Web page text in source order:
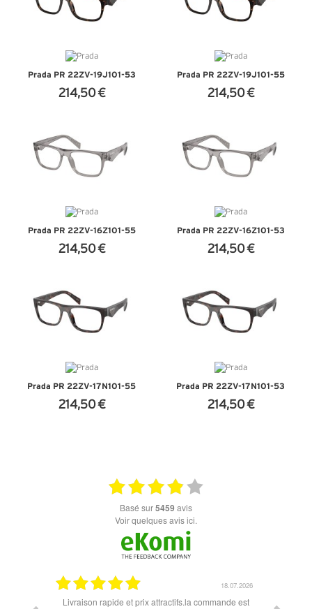
Prada PR 22ZV-19J1O1-53
214,50 €
Prada PR 22ZV-19J1O1-55
214,50 €
Prada PR 22ZV-16Z1O1-55
214,50 €
Prada PR 22ZV-16Z1O1-53
214,50 €
Prada PR 22ZV-17N1O1-55
214,50 €
Prada PR 22ZV-17N1O1-53
214,50 €
basé sur5459 avis
Voir quelques avis ici.
06.07.2026
Super lunette merci pour les lunettes pour l'éclipse